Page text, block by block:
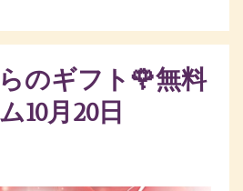
のギフト🌹無料
10月20日